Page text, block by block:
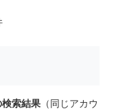
索結果 （同じアカウ